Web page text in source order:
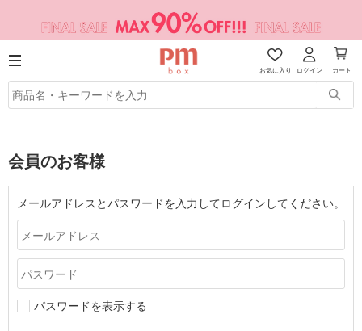
お気に入り ログイン カート
会員のお客様
メールアドレスとパスワードを入力してログインしてください。
パスワードを表示する